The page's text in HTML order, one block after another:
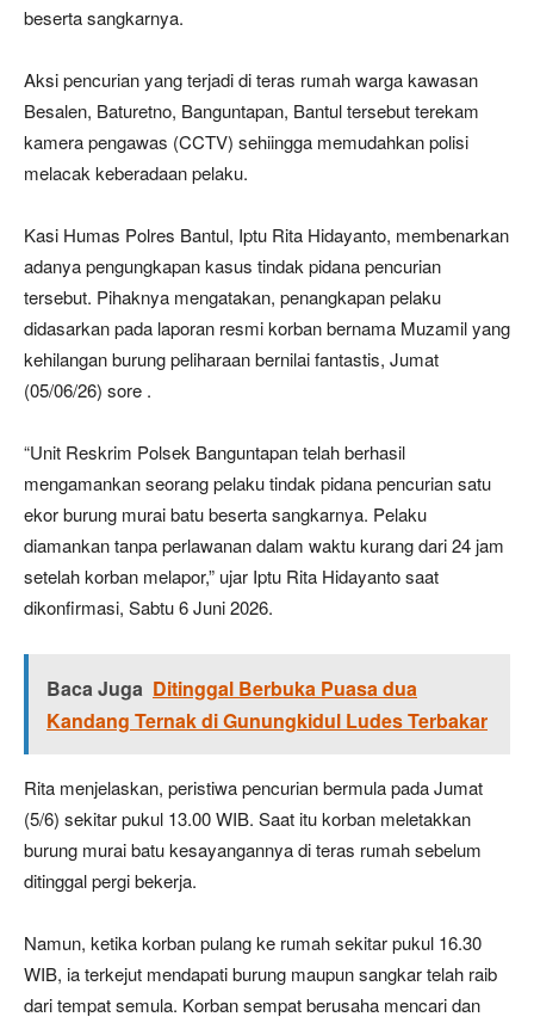
beserta sangkarnya.
Aksi pencurian yang terjadi di teras rumah warga kawasan
Besalen, Baturetno, Banguntapan, Bantul tersebut terekam
kamera pengawas (CCTV) sehiingga memudahkan polisi
melacak keberadaan pelaku.
Kasi Humas Polres Bantul, Iptu Rita Hidayanto, membenarkan
adanya pengungkapan kasus tindak pidana pencurian
tersebut. Pihaknya mengatakan, penangkapan pelaku
didasarkan pada laporan resmi korban bernama Muzamil yang
kehilangan burung peliharaan bernilai fantastis, Jumat
(05/06/26) sore .
“Unit Reskrim Polsek Banguntapan telah berhasil
mengamankan seorang pelaku tindak pidana pencurian satu
ekor burung murai batu beserta sangkarnya. Pelaku
diamankan tanpa perlawanan dalam waktu kurang dari 24 jam
setelah korban melapor,” ujar Iptu Rita Hidayanto saat
dikonfirmasi, Sabtu 6 Juni 2026.
Baca Juga Ditinggal Berbuka Puasa dua
Kandang Ternak di Gunungkidul Ludes Terbakar
Rita menjelaskan, peristiwa pencurian bermula pada Jumat
(5/6) sekitar pukul 13.00 WIB. Saat itu korban meletakkan
burung murai batu kesayangannya di teras rumah sebelum
ditinggal pergi bekerja.
Namun, ketika korban pulang ke rumah sekitar pukul 16.30
WIB, ia terkejut mendapati burung maupun sangkar telah raib
dari tempat semula. Korban sempat berusaha mencari dan